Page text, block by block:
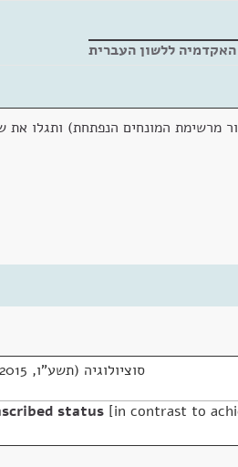
ללשון העברית
מרשימת המונחים הנפתחת) ותגלו את
סוציולוגיה (תשע"ו, 2015)
status in contrast to